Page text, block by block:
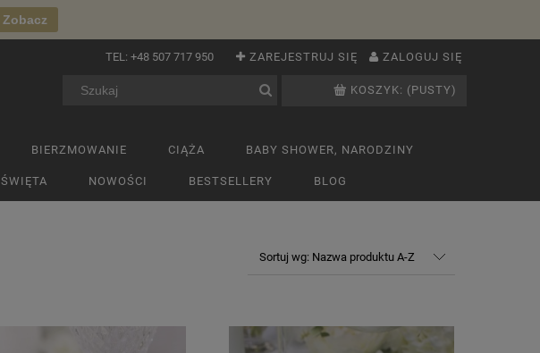
Zobacz
ZAREJESTRUJ SIĘ ZALOGUJ SIĘ
TEL: +48 507 717 950
KOSZYK: (PUSTY)
BIERZMOWANIE CIĄŻA BABY SHOWER, NARODZINY
ŚWIĘTA NOWOŚCI BESTSELLERY BLOG
Sortuj wg: Nazwa produktu A-Z